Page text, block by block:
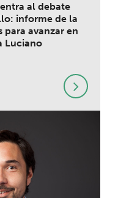
al debate
informe de la
para avanzar en
Luciano